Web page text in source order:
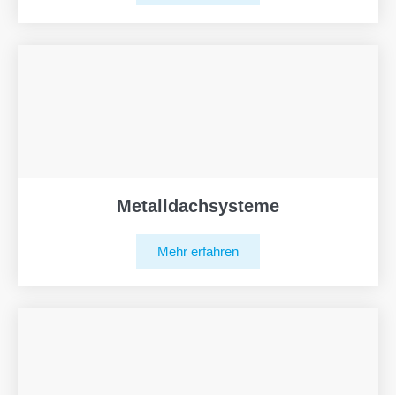
Metalldachsysteme
Mehr erfahren